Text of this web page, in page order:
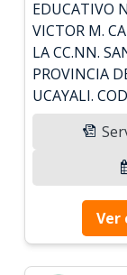
EDUCATIVO
VICTOR M.
LA CC.NN.
PROVINCIA
UCAYALI.
Ver